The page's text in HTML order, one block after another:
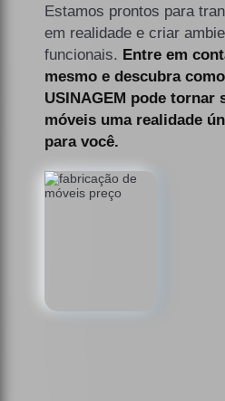
Estamos prontos para
em realidade e criar
funcionais. Entre em
mesmo e descubra
USINAGEM pode tornar
móveis uma realidade
para você.